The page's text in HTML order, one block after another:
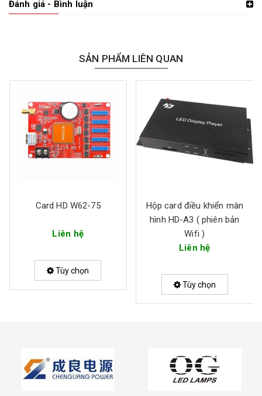
Đánh giá - Bình luận
SẢN PHẨM LIÊN QUAN
Card HD W62-75
Liên hệ
Tùy chọn
Hộp card điều khiển màn
hình HD-A3 ( phiên bản
Wifi )
Liên hệ
Tùy chọn